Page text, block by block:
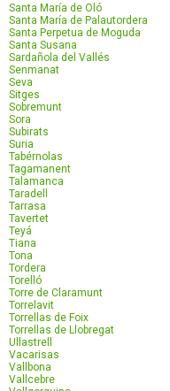
Santa María de Oló
Santa María de Palautordera
Santa Perpetua de Moguda
Santa Susana
Sardañola del Vallés
Senmanat
Seva
Sitges
Sobremunt
Sora
Subirats
Suria
Tabérnolas
Tagamanent
Talamanca
Taradell
Tarrasa
Tavertet
Teyá
Tiana
Tona
Tordera
Torelló
Torre de Claramunt
Torrelavit
Torrellas de Foix
Torrellas de Llobregat
Ullastrell
Vacarisas
Vallbona
Vallcebre